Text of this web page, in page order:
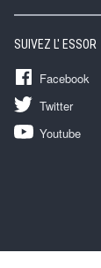
SUIVEZ L' ESSOR
Facebook
Twitter
Youtube